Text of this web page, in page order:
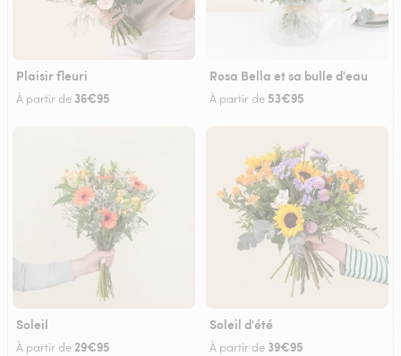
Plaisir fleuri
À partir de 36€95
Rosa Bella et sa bulle d'eau
À partir de 53€95
Soleil
À partir de 29€95
Soleil d'été
À partir de 39€95